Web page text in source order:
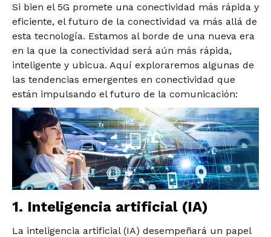
Si bien el 5G promete una conectividad más rápida y
eficiente, el futuro de la conectividad va más allá de
esta tecnología. Estamos al borde de una nueva era
en la que la conectividad será aún más rápida,
inteligente y ubicua. Aquí exploraremos algunas de
las tendencias emergentes en conectividad que
están impulsando el futuro de la comunicación:
1. Inteligencia artificial (IA)
La inteligencia artificial (IA) desempeñará un papel